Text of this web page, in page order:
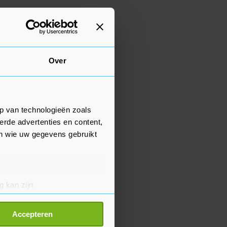
Over
van technologieën zoals
advertenties en content,
wie uw gegevens gebruikt
kan zijn
detailgedeelte
Accepteren